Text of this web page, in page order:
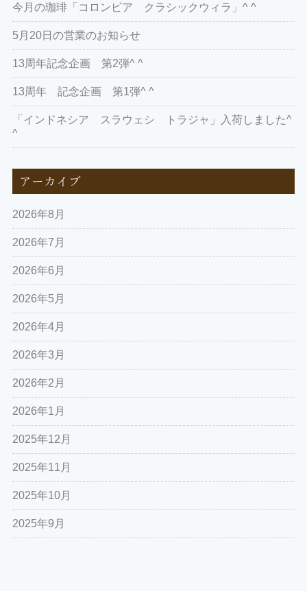
今月の珈琲「コロンビア クラシックウィラ」^ ^
5月20日の営業のお知らせ
13周年記念企画 第2弾^ ^
13周年 記念企画 第1弾^ ^
「インドネシア スラウェシ トラジャ」入荷しました^
^
アーカイブ
2026年8月
2026年7月
2026年6月
2026年5月
2026年4月
2026年3月
2026年2月
2026年1月
2025年12月
2025年11月
2025年10月
2025年9月